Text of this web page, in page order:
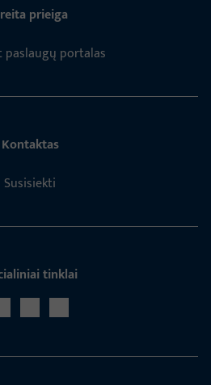
prieiga
paslaugų portalas
Kontaktas
Susisiekti
tinklai